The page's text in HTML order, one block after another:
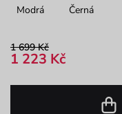
Modrá Černá
1 699 Kč
1 223 Kč